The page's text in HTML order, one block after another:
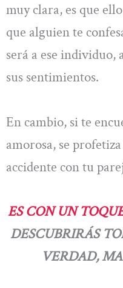
muy clara, es que
que alguien te
será a ese individuo,
sus sentimientos.
En cambio, si te
amorosa, se
accidente con tu
ES CON UN
DESCUBRIRÁS
VERDAD,